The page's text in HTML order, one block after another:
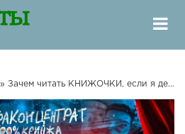
» Зачем читать КНИЖОЧКИ, если я дегенерат?